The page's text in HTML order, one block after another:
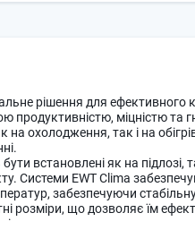
рішення для
продуктивністю, міцністю та
на охолодження, так і на
встановлені як на
Системи EWT Clima
забезпечуючи
розміри, що дозволяє їм
системи працюють з
де важливо зберігати